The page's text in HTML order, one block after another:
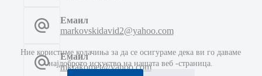
Ние користиме колачиња за да се осигураме дека ви го даваме
најдоброто искуство на нашата веб -страница.
Емаил
markovskidavid2@yahoo.com
Емаил
mkrakomet@yahoo.com